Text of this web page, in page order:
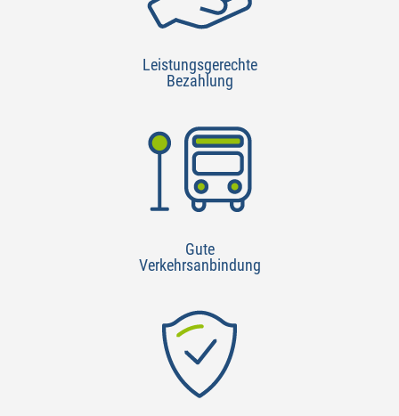
Leistungsgerechte
Bezahlung
Gute
Verkehrsanbindung